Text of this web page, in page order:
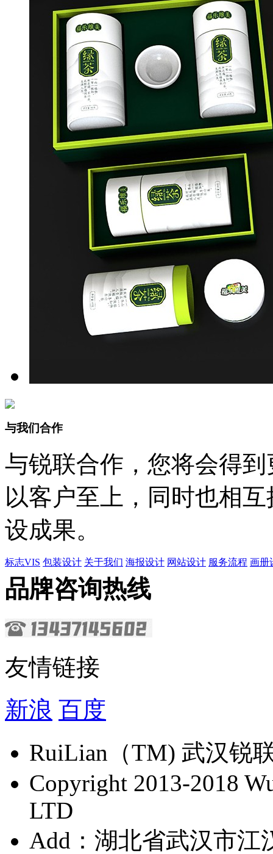
与我们合作
与锐联合作，您将会得
以客户至上，同时也相
设成果。
标志VIS 包装设计 关于我们 海报设计 网站设计 服务流程 画册
品牌咨询热线
友情链接
新浪 百度
​RuiLian（TM) 武汉锐
Copyright 2013-2018
LTD
Add：湖北省武汉市江